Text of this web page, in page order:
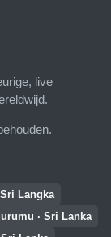
live
Langka
· Sri Lanka